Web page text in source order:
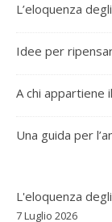
L’eloquenza
Idee per
A chi appartiene
Una guida per
L'eloquenza
7 Luglio 2026